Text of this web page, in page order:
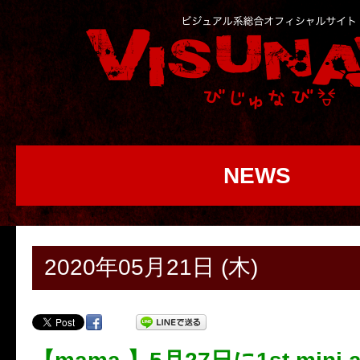
NEWS
2020年05月21日 (木)